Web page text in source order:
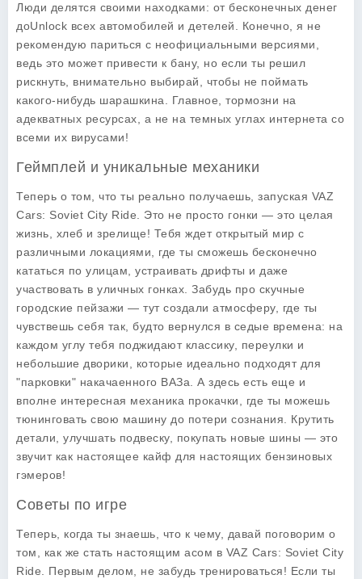
Люди делятся своими находками: от бесконечных денег
доUnlock всех автомобилей и детелей. Конечно, я не
рекомендую париться с неофициальными версиями,
ведь это может привести к бану, но если ты решил
рискнуть, внимательно выбирай, чтобы не поймать
какого-нибудь шарашкина. Главное, тормозни на
адекватных ресурсах, а не на темных углах интернета со
всеми их вирусами!
Геймплей и уникальные механики
Теперь о том, что ты реально получаешь, запуская VAZ
Cars: Soviet City Ride . Это не просто гонки — это целая
жизнь, хлеб и зрелище! Тебя ждет открытый мир с
различными локациями, где ты сможешь бесконечно
кататься по улицам, устраивать дрифты и даже
участвовать в уличных гонках. Забудь про скучные
городские пейзажи — тут создали атмосферу, где ты
чувствешь себя так, будто вернулся в седые времена: на
каждом углу тебя поджидают классику, переулки и
небольшие дворики, которые идеально подходят для
"парковки" накачаенного ВАЗа. А здесь есть еще и
вполне интересная механика прокачки, где ты можешь
тюнинговать свою машину до потери сознания. Крутить
детали, улучшать подвеску, покупать новые шины — это
звучит как настоящее кайф для настоящих бензиновых
гэмеров!
Советы по игре
Теперь, когда ты знаешь, что к чему, давай поговорим о
том, как же стать настоящим асом в VAZ Cars: Soviet City
Ride . Первым делом, не забудь тренироваться! Если ты